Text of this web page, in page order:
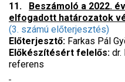
11. Beszámoló a 2022.
elfogadott határozatok
(3. számú előterjesztés)
Előterjesztő: Farkas Pál
Előkészítésért felelős: dr.
referens